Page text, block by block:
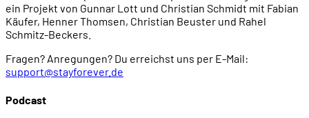
ein Projekt von Gunnar Lott und Christian Schmidt mit Fabian
Käufer, Henner Thomsen, Christian Beuster und Rahel
Schmitz-Beckers.
Fragen? Anregungen? Du erreichst uns per E-Mail:
support@stayforever.de
Podcast